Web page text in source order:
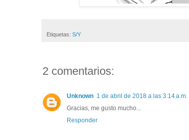
Etiquetas: S/Y
2 comentarios:
Unknown 1 de abril de 2018 a las 3:14 a.m.
Gracias, me gusto mucho...
Responder